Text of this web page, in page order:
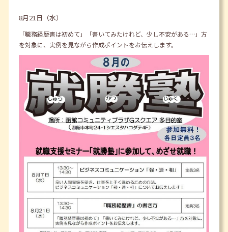
8月21日（水）
「職務経歴書は初めて」「書いてみたけれど、少し不安がある…」方
を対象に、実例を見ながら作成ポイントをお伝えします。